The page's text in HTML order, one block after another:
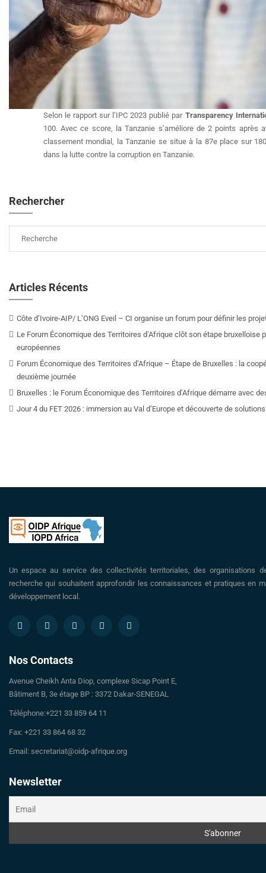
Selon le rapport sur l’IPC 2023 publié par Transparency
100. Avec ce score, la Tanzanie s’améliore de 2 points après
classement mondial, la Tanzanie se situe à la 87e place sur
dans la lutte contre la corruption en Tanzanie.
Rechercher
Articles Récents
Côte d’Ivoire-AIP/ L’ONG Eveil – CI organise un forum pour définir les
Le Forum Économique des Territoires d’Afrique clôt son étape
européennes
Forum Économique des Territoires d’Afrique – Étape de Bruxelles : la
deuxième journée
Bruxelles : le Forum Économique des Territoires d’Afrique démarre avec
Jour 4 du FET 2026 : immersion au Val d’Europe et découverte de
Un espace au service des collectivités territoriales, des organisations
recherche qui souhaitent approfondir les connaissances et pratiques en
développement local.
Nos Contacts
Avenue Cheikh Anta Diop, complexe Sicap Point E,
Bâtiment B, 3e étage BP : 3372 Dakar-SENEGAL
Téléphone:+221 33 859 64 11
Fax: +221 33 864 68 32
Email: secretariat@oidp-afrique.org
Newsletter